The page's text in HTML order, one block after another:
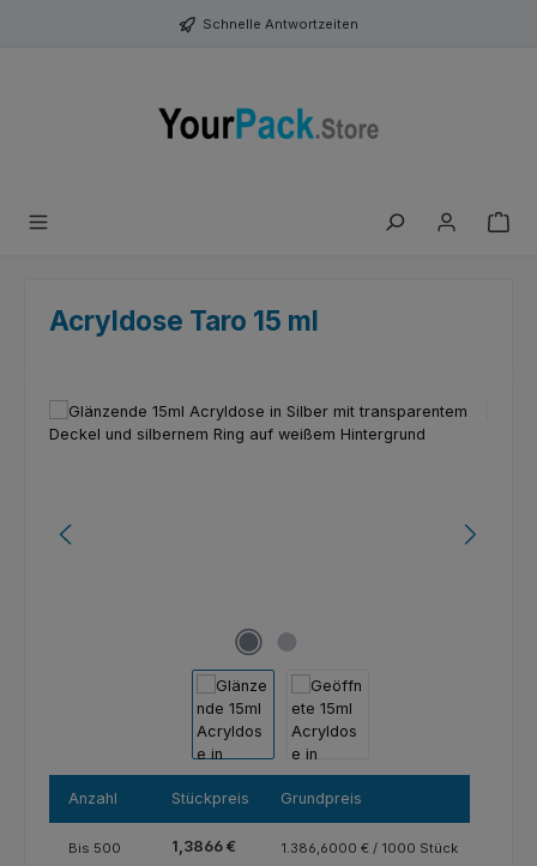
Zum Hauptinhalt springen Schnelle Antwortzeiten
Acryldose Taro 15 ml
Bildergalerie überspringen
Anzahl Stückpreis Grundpreis
Bis 500 1,3866 € 1.386,6000 € / 1000 Stück